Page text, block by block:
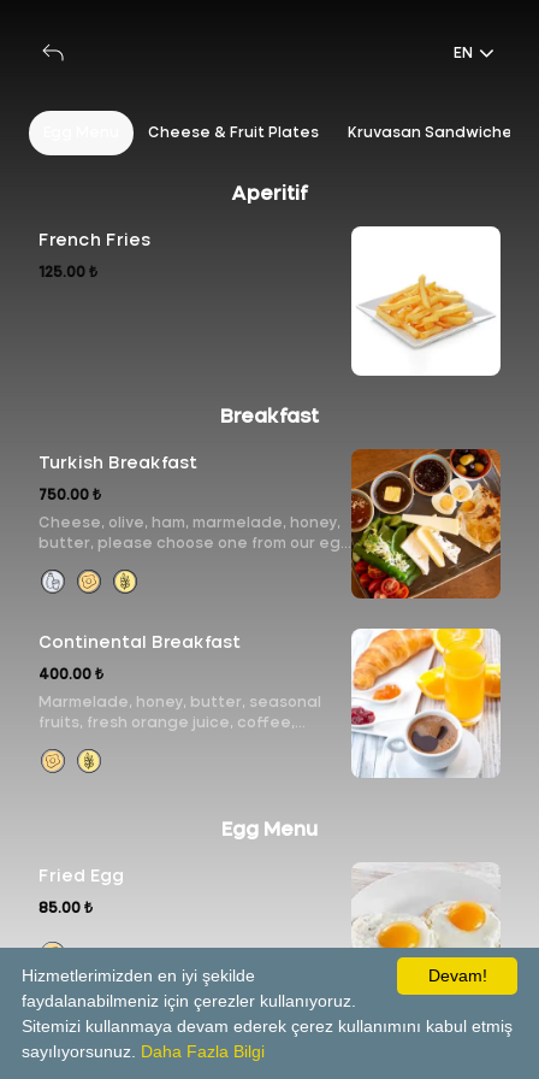
EN
Cheese & Fruit Plates Kruvasan Sandwiches
Aperitif
French Fries
125.00 ₺
Breakfast
Turkish Breakfast
750.00 ₺
Cheese, olive, ham, marmelade, honey,
butter, please choose one from our egg
juice, coffee, cappucino or tea, bakery
Continental Breakfast
400.00 ₺
Marmelade, honey, butter, seasonal
fruits, fresh orange juice, coffee,
Egg Menu
Fried Egg
85.00 ₺
Plain Omelette
Devam!
Hizmetlerimizden en iyi şekilde
faydalanabilmeniz için çerezler kullanıyoruz.
Sitemizi kullanmaya devam ederek çerez kullanımını kabul etmiş
sayılıyorsunuz. Daha Fazla Bilgi